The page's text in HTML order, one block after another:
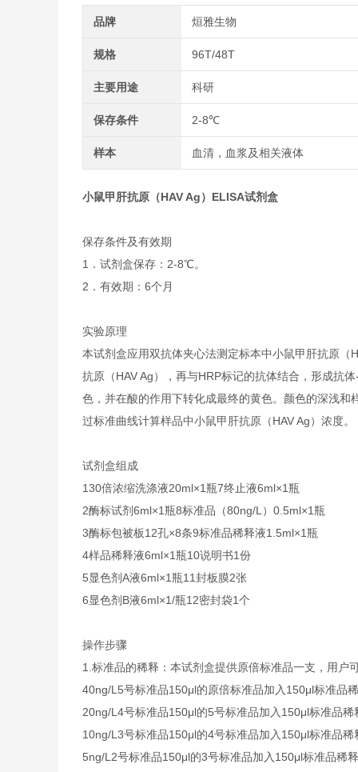
品牌 烜雅生物
规格 96T/48T
主要用途 科研
保存条件 2-8℃
样本 血清，血浆及相关液体
小鼠甲肝抗原（HAV Ag）ELISA试剂盒
保存条件及有效期
1．试剂盒保存：2-8℃。
2．有效期：6个月
实验原理
本试剂盒应用双抗体夹心法测定标本中小鼠甲肝抗原
抗原（HAV Ag），再与HRP标记的抗体结合，形成抗
色，并在酸的作用下转化成最终的黄色。颜色的深浅
过标准曲线计算样品中小鼠甲肝抗原（HAV Ag）浓度。
试剂盒组成
130倍浓缩洗涤液20ml×1瓶7终止液6ml×1瓶
2酶标试剂6ml×1瓶8标准品（80ng/L） 0.5ml×1瓶
3酶标包被板12孔×8条9标准品稀释液1.5ml×1瓶
4样品稀释液6ml×1瓶10说明书1份
5显色剂A液6ml×1瓶11封板膜2张
6显色剂B液6ml×1/瓶12密封袋1个
操作步骤
1. 标准品的稀释：本试剂盒提供原倍标准品一支，用户
40ng/L 5号标准品150μl的原倍标准品加入150μl标准品
20ng/L 4号标准品150μl的5号标准品加入150μl标准品稀
10ng/L 3号标准品150μl的4号标准品加入150μl标准品稀
5ng/L 2号标准品150μl的3号标准品加入150μl标准品稀